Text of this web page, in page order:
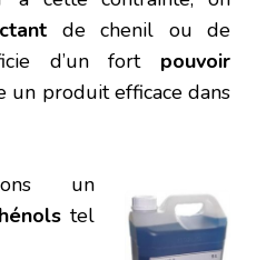
de chenil ou de
d’un fort pouvoir
un produit efficace dans
un
tel